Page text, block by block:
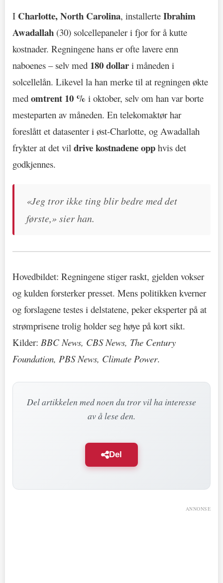
I Charlotte, North Carolina, installerte Ibrahim
Awadallah (30) solcellepaneler i fjor for å kutte
kostnader. Regningene hans er ofte lavere enn
naboenes – selv med 180 dollar i måneden i
solcellelån. Likevel la han merke til at regningen økte
med omtrent 10 % i oktober, selv om han var borte
mesteparten av måneden. En telekomaktør har
foreslått et datasenter i øst-Charlotte, og Awadallah
frykter at det vil drive kostnadene opp hvis det
godkjennes.
«Jeg tror ikke ting blir bedre med det
første,» sier han.
Hovedbildet: Regningene stiger raskt, gjelden vokser
og kulden forsterker presset. Mens politikken kverner
og forslagene testes i delstatene, peker eksperter på at
strømprisene trolig holder seg høye på kort sikt.
Kilder: BBC News, CBS News, The Century
Foundation, PBS News, Climate Power.
Del artikkelen med noen du tror vil ha interesse
av å lese den.
Del
ANNONSE